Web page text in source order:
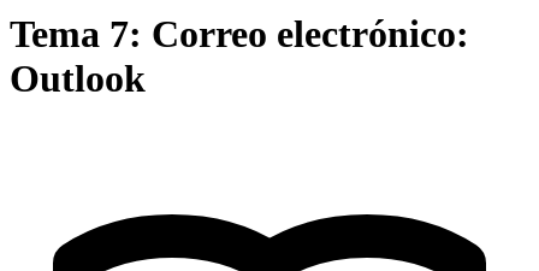
Tema 7: Correo electrónico:
Outlook